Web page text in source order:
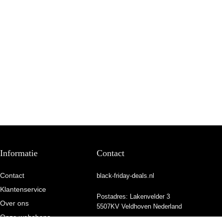
Informatie
Contact
Klantenservice
Over ons
Onze webshops
Contact
black-friday-deals.nl
Postadres: Lakenvelder 3
5507KV Veldhoven Nederland